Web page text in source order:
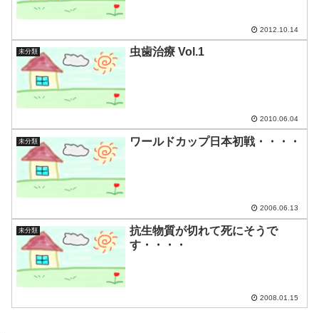
2012.10.14
未分類 虫歯治療 Vol.1
2010.06.04
未分類 ワールドカップ日本初戦・・・・
2006.06.13
未分類
抗生物質が切れて死にそうで
す・・・・
2008.01.15